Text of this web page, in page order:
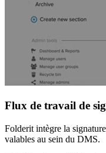
Flux de travail de
Folderit intègre la
valables au sein du DMS.